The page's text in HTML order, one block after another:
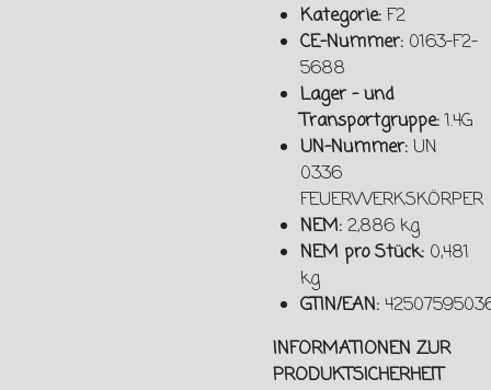
Kategorie: F2
CE-Nummer: 0163-F2-
5688
Lager - und
Transportgruppe: 1.4G
UN-Nummer: UN
0336
FEUERWERKSKÖRPER
NEM: 2,886 kg
NEM pro Stück: 0,481
kg
GTIN/EAN:
INFORMATIONEN ZUR
PRODUKTSICHERHEIT